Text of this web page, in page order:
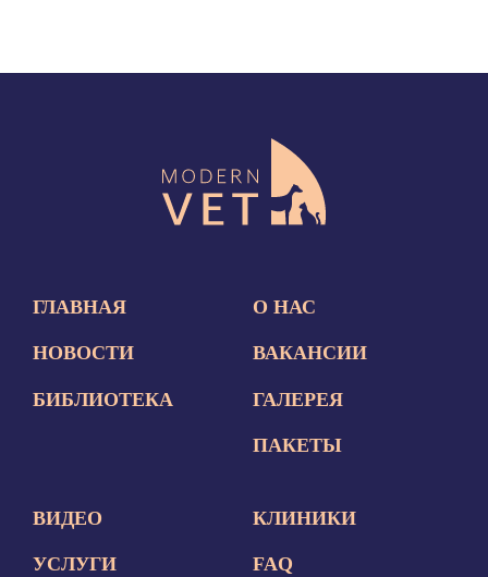
ГЛАВНАЯ
НОВОСТИ
БИБЛИОТЕКА
О НАС
ВАКАНСИИ
ГАЛЕРЕЯ
ПАКЕТЫ
ВИДЕО
УСЛУГИ
КЛИНИКИ
FAQ